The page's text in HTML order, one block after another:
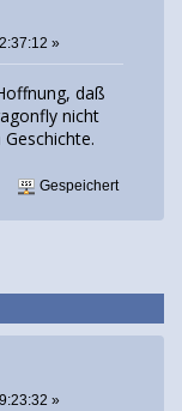
»
daß
nicht
Gespeichert
»